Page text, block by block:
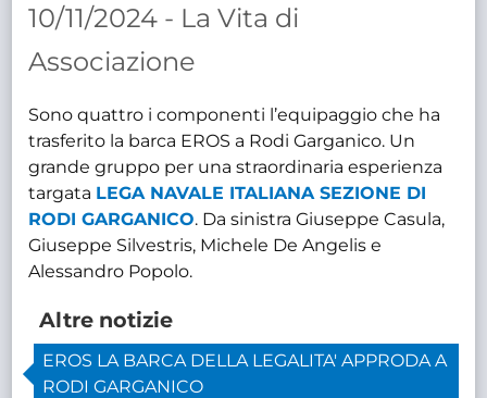
10/11/2024 - La Vita di
Associazione
Sono quattro i componenti l’equipaggio che ha
trasferito la barca EROS a Rodi Garganico. Un
grande gruppo per una straordinaria esperienza
targata LEGA NAVALE ITALIANA SEZIONE DI
RODI GARGANICO. Da sinistra Giuseppe Casula,
Giuseppe Silvestris, Michele De Angelis e
Alessandro Popolo.
Altre notizie
EROS LA BARCA DELLA LEGALITA' APPRODA A
RODI GARGANICO